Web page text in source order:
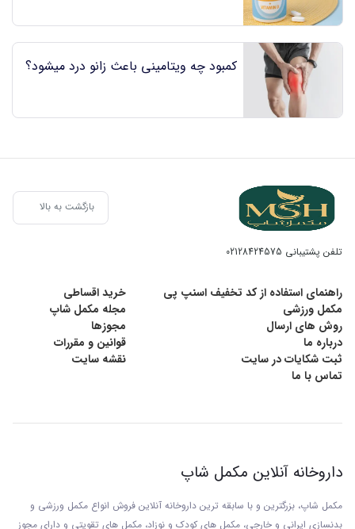
کمبود چه ویتامینی باعث زانو درد میشود؟
بازگشت به بالا
تلفن پشتیبانی 02128424575
راهنمای استفاده از کد تخفیف اسنپ پی
خرید اقساطی
مکمل ورزشی
مجله مکمل شاپ
روش های ارسال
مجوزها
درباره ما
قوانین و مقررات
ثبت شکایات در سایت
نقشه سایت
تماس با ما
داروخانه آنلاین مکمل شاپ
مکمل شاپ، بزرگترین و با سابقه ترین داروخانه آنلاین فروش انواع مکمل ورزشی و
بدنسازی ایرانی و خارجی، مکمل های کودک و نوزاد، مکمل های تقویتی و دارای مجوز